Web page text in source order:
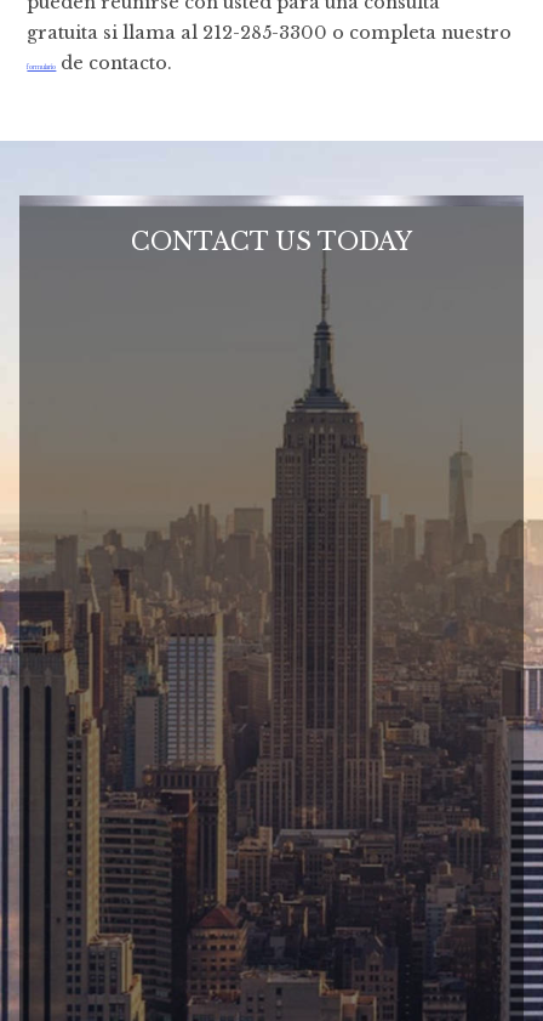
gratuita si llama al 212-285-3300 o completa nuestro
formulario de contacto.
CONTACT US TODAY